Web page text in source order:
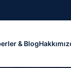
& Blog